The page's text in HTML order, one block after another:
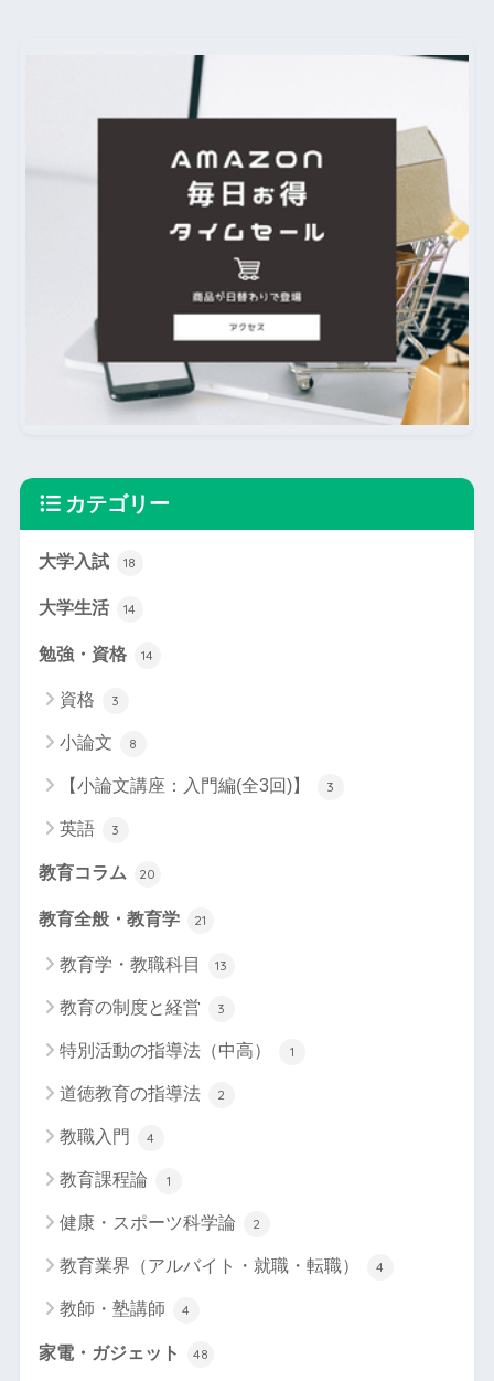
カテゴリー
大学入試 18
大学生活 14
勉強・資格 14
資格 3
小論文 8
【小論文講座：入門編(全3回)】 3
英語 3
教育コラム 20
教育全般・教育学 21
教育学・教職科目 13
教育の制度と経営 3
特別活動の指導法（中高） 1
道徳教育の指導法 2
教職入門 4
教育課程論 1
健康・スポーツ科学論 2
教育業界（アルバイト・就職・転職） 4
教師・塾講師 4
家電・ガジェット 48